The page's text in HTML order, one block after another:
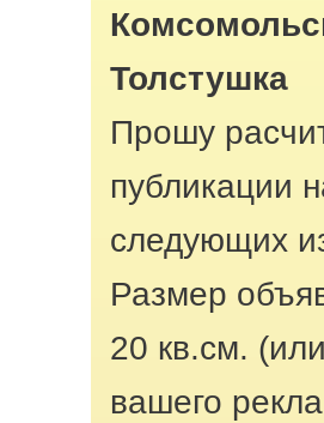
Толстушка
Прошу
публикации
следующих
Размер
20 кв.см.
вашего